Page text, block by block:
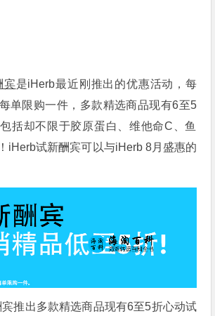
宾是iHerb最近刚推出的优惠活动，每
单限购一件，多款精选商品现有6至5
括却不限于胶原蛋白、 维他命C、鱼
iHerb试新酬宾可以与iHerb 8月盛惠的
推出多款精选商品现有6至5折心动试